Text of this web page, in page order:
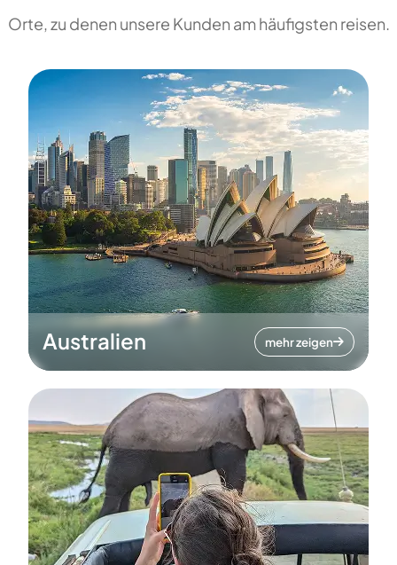
Orte, zu denen unsere Kunden am häufigsten reisen.
Australien mehr zeigen